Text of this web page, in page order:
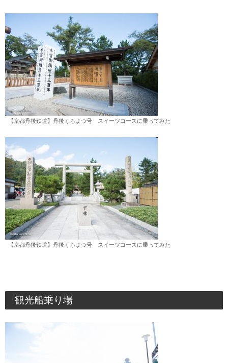
【京都丹後鉄道】丹後くろまつ号 スイーツコースに乗ってみた
【京都丹後鉄道】丹後くろまつ号 スイーツコースに乗ってみた
観光船乗り場